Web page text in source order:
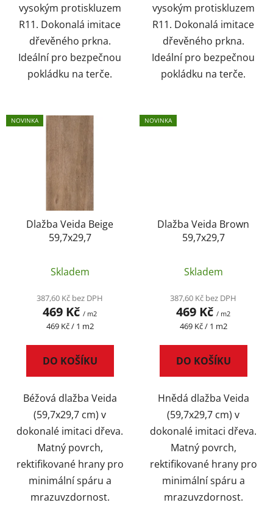
vysokým protiskluzem
R11. Dokonalá imitace
dřevěného prkna.
Ideální pro bezpečnou
pokládku na terče.
vysokým protiskluzem
R11. Dokonalá imitace
dřevěného prkna.
Ideální pro bezpečnou
pokládku na terče.
NOVINKA
Dlažba Veida Beige
59,7x29,7
Skladem
387,60 Kč bez DPH
469 Kč / m2
Měrná
469 Kč / 1 m2
DO KOŠÍKU
Béžová dlažba Veida
(59,7x29,7 cm) v
dokonalé imitaci dřeva.
Matný povrch,
rektifikované hrany pro
minimální spáru a
mrazuvzdornost.
NOVINKA
Dlažba Veida Brown
59,7x29,7
Skladem
387,60 Kč bez DPH
469 Kč / m2
Měrná
469 Kč / 1 m2
DO KOŠÍKU
Hnědá dlažba Veida
(59,7x29,7 cm) v
dokonalé imitaci dřeva.
Matný povrch,
rektifikované hrany pro
minimální spáru a
mrazuvzdornost.